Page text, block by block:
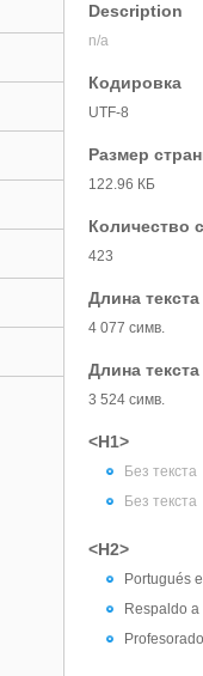
Description
n/a
Кодировка
UTF-8
Размер
122.96 КБ
Количество
423
Длина
4 077 симв.
Длина
3 524 симв.
<H1>
Без текста
Без текста
<H2>
Portugués
Respaldo